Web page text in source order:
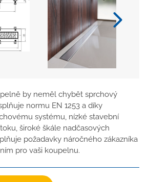
by neměl chybět sprchový
normu EN 1253 a díky
systému, nízké stavební
široké škále nadčasových
požadavky náročného zákazníka
pro vaši koupelnu.